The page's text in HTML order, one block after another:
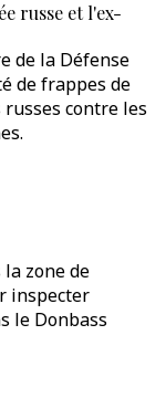
russe et l'ex-
de la Défense
de frappes de
contre les
zone de
inspecter
le Donbass